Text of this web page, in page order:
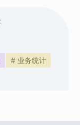
# 业务统计